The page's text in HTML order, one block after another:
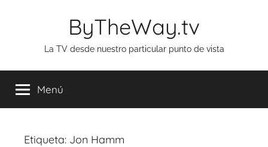
ByTheWay.tv
La TV desde nuestro particular punto de vista
Menú
Etiqueta: Jon Hamm